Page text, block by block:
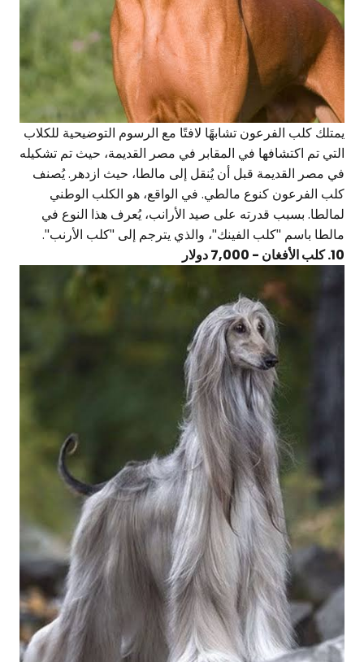
يمتلك كلب الفرعون تشابهًا لافتًا مع الرسوم التوضيحية للكلاب
التي تم اكتشافها في المقابر في مصر القديمة، حيث تم تشكيله
في مصر القديمة قبل أن يُنقل إلى مالطا، حيث ازدهر. يُصنف
كلب الفرعون كنوع مالطي. في الواقع، هو الكلب الوطني
لمالطا. بسبب قدرته على صيد الأرانب، يُعرف هذا النوع في
مالطا باسم "كلب الفينك"، والذي يترجم إلى "كلب الأرنب".
10. كلب الأفغان - 7,000 دولار